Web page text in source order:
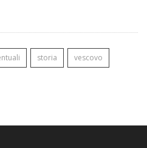
storia vescovo